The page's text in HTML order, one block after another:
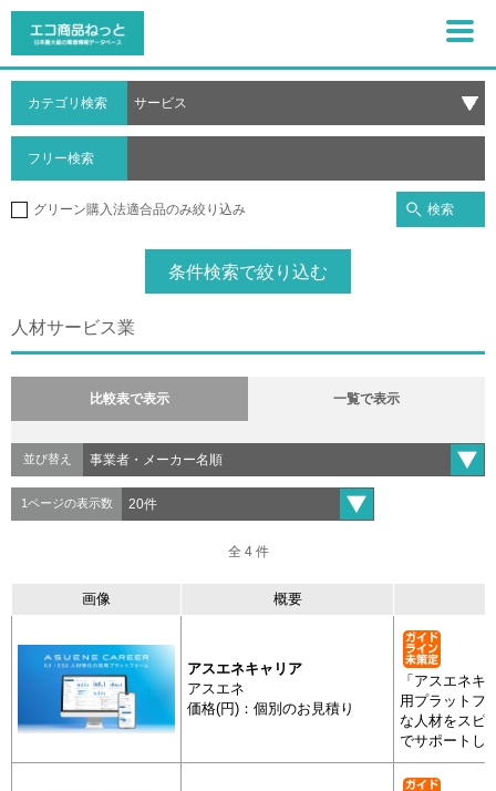
カテゴリ検索
フリー検索
グリーン購入法適合品のみ絞り込み 検索
条件検索で絞り込む
人材サービス業
比較表で表示 一覧で表示
並び替え
1ページの表示数
全 4 件
分類
全 4 件
画像 概要
アスエネキャリア
アスエネ
価格(円)：個別のお見積り
「アスエネ
用プラットフ
な人材をスピ
でサポートし